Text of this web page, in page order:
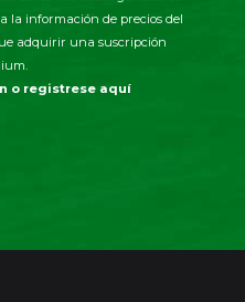
la información de precios del
adquirir una suscripción
o registrese aquí